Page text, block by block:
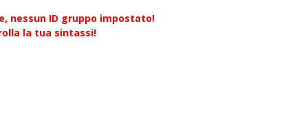
nessun ID gruppo impostato!
la tua sintassi!